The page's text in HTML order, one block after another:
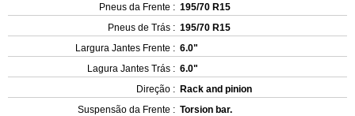
Pneus da Frente : 195/70 R15
Pneus de Trás : 195/70 R15
Largura Jantes Frente : 6.0"
Lagura Jantes Trás : 6.0"
Direção : Rack and pinion
Suspensão da Frente : Torsion bar.